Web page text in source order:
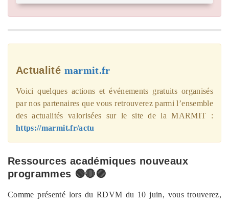
Actualité marmit.fr
Voici quelques actions et événements gratuits organisés
par nos partenaires que vous retrouverez parmi l’ensemble
des actualités valorisées sur le site de la MARMIT :
https://marmit.fr/actu
Ressources académiques nouveaux
programmes 🟢🔴🟣
Comme présenté lors du RDVM du 10 juin, vous trouverez,